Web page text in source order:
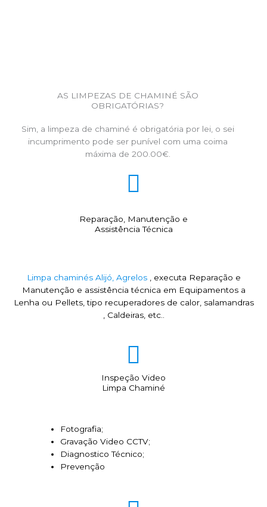
AS LIMPEZAS DE CHAMINÉ SÃO
OBRIGATÓRIAS?
Sim, a limpeza de chaminé é obrigatória por lei, o sei
incumprimento pode ser punível com uma coima
máxima de 200.00€.
Reparação, Manutenção e
Assistência Técnica
Limpa chaminés Alijó, Agrelos , executa Reparação e
Manutenção e assistência técnica em Equipamentos a
Lenha ou Pellets, tipo recuperadores de calor, salamandras
, Caldeiras, etc..
Inspeção Video
Limpa Chaminé
Fotografia;
Gravação Video CCTV;
Diagnostico Técnico;
Prevenção